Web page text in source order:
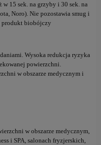
15 sek. na grzyby i 30 sek. na
Noro). Nie pozostawia smug i
produkt biobójczy
Wysoka redukcja ryzyka
powierzchni.
w obszarze medycznym i
w obszarze medycznym,
i SPA, salonach fryzjerskich,